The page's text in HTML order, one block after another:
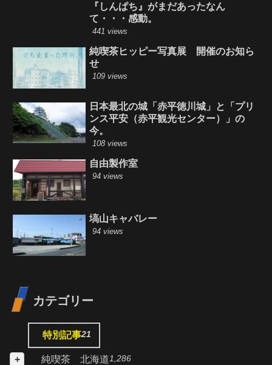
『しんぱち』がまだあったなん
て・・・感動。
441 views
純喫茶ヒッピー写真展 開催のお知ら
せ
109 views
日本最北の城「赤平徳川城」と「プリ
ンス平安（赤平観光センター）」の
今。
108 views
自由製作室
94 views
塙山キャバレー
94 views
カテゴリー
特別記事21
純喫茶 北海道1,286